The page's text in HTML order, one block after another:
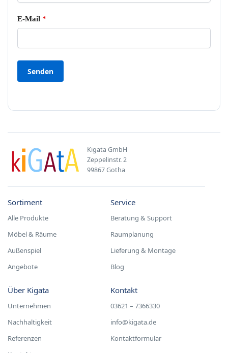
E-Mail *
Kigata GmbH
Zeppelinstr. 2
99867 Gotha
Sortiment
Alle Produkte
Möbel & Räume
Außenspiel
Angebote
Service
Beratung & Support
Raumplanung
Lieferung & Montage
Blog
Über Kigata
Unternehmen
Nachhaltigkeit
Referenzen
Kontakt
03621 – 7366330
info@kigata.de
Kontaktformular